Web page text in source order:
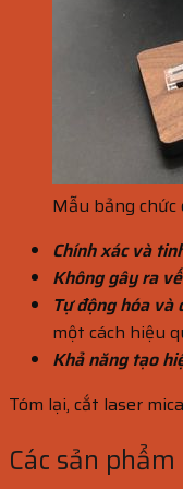
Mẫu bảng chức
Chính xác và
Không gây ra
Tự động hóa và
một cách hiệu
Khả năng tạo
Tóm lại, cắt laser
Các sản